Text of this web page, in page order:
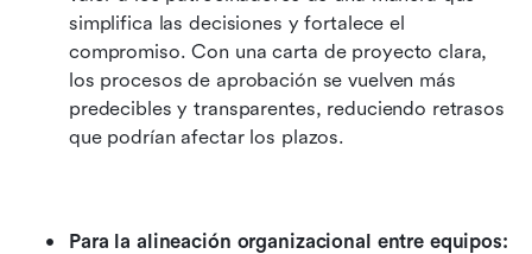
simplifica las decisiones y fortalece el
compromiso. Con una carta de proyecto clara,
los procesos de aprobación se vuelven más
predecibles y transparentes, reduciendo retrasos
que podrían afectar los plazos.
Para la alineación organizacional entre equipos: